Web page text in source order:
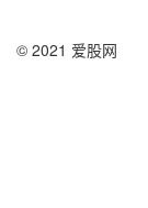
© 2021 爱股网